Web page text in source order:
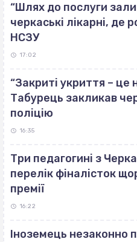
“Шлях до послуги
черкаські лікарні, де
НСЗУ
17:02
“Закриті укриття – це
Табурець закликав
поліцію
16:35
Три педагогині з
перелік фіналісток
премії
16:22
Іноземець незаконно